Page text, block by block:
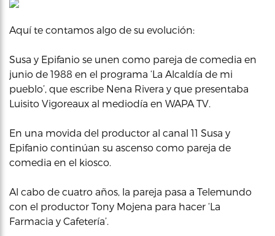
Aquí te contamos algo de su evolución:
Susa y Epifanio se unen como pareja de comedia en
junio de 1988 en el programa ‘La Alcaldía de mi
pueblo’, que escribe Nena Rivera y que presentaba
Luisito Vigoreaux al mediodía en WAPA TV.
En una movida del productor al canal 11 Susa y
Epifanio continúan su ascenso como pareja de
comedia en el kiosco.
Al cabo de cuatro años, la pareja pasa a Telemundo
con el productor Tony Mojena para hacer ‘La
Farmacia y Cafetería’.